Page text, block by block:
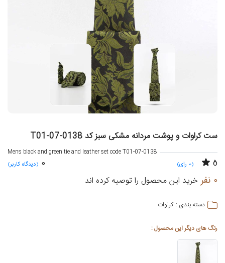
ست کراوات و پوشت مردانه مشکی سبز کد T01-07-0138
Mens black and green tie and leather set code T01-07-0138
5 (0 رای) 0 (دیدگاه کاربر)
0 نفر خرید این محصول را توصیه کرده اند
دسته بندی : کراوات
رنگ های دیگر این محصول :